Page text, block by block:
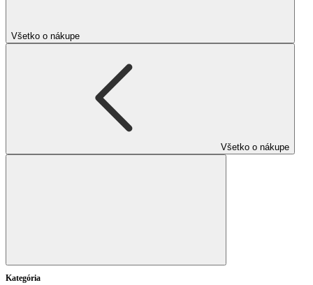
Všetko o nákupe
Všetko o nákupe
Kategória